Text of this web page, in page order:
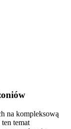
na kompleksową
temat